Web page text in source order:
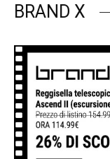
BRAND X